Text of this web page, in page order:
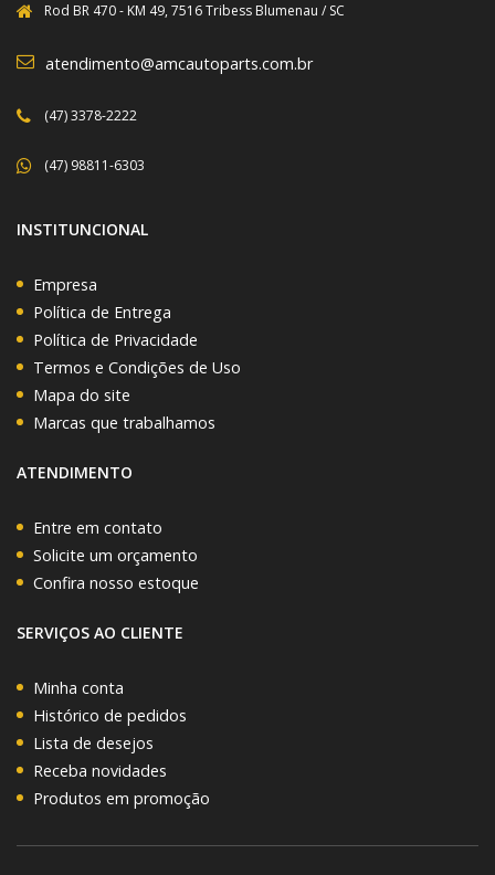
Rod BR 470 - KM 49, 7516 Tribess Blumenau / SC
atendimento@amcautoparts.com.br
(47) 3378-2222
(47) 98811-6303
INSTITUNCIONAL
Empresa
Política de Entrega
Política de Privacidade
Termos e Condições de Uso
Mapa do site
Marcas que trabalhamos
ATENDIMENTO
Entre em contato
Solicite um orçamento
Confira nosso estoque
SERVIÇOS AO CLIENTE
Minha conta
Histórico de pedidos
Lista de desejos
Receba novidades
Produtos em promoção